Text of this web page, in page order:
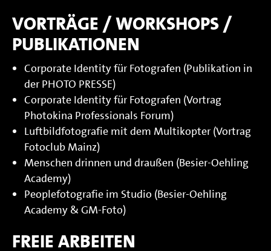
VORTRÄGE / WORKSHOPS /
PUBLIKATIONEN
Corporate Identity für Fotografen (Publikation in
der PHOTO PRESSE)
Corporate Identity für Fotografen (Vortrag
Photokina Professionals Forum)
Luftbildfotografie mit dem Multikopter (Vortrag
Fotoclub Mainz)
Menschen drinnen und draußen (Besier-Oehling
Academy)
Peoplefotografie im Studio (Besier-Oehling
Academy & GM-Foto)
FREIE ARBEITEN